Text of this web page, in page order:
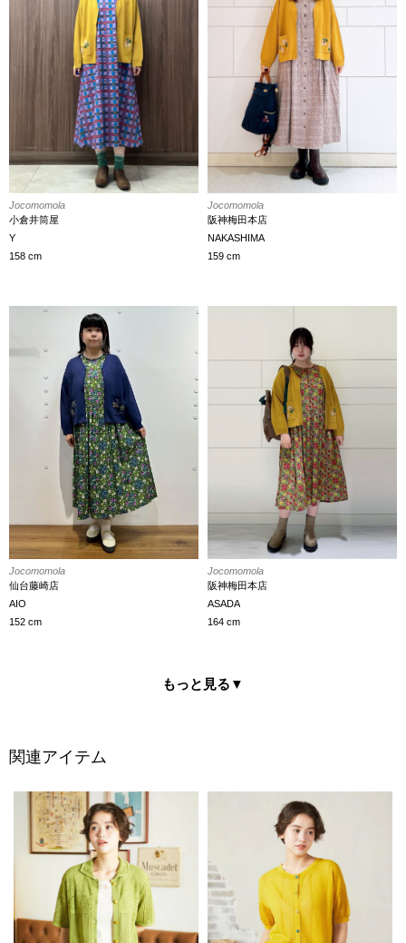
Jocomomola
小倉井筒屋
Y
158 cm
Jocomomola
阪神梅田本店
NAKASHIMA
159 cm
Jocomomola
仙台藤崎店
AIO
152 cm
Jocomomola
阪神梅田本店
ASADA
164 cm
もっと見る ▼
関連アイテム